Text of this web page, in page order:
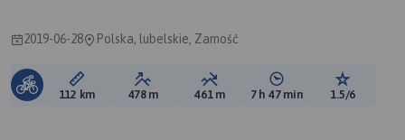
2019-06-28 Polska, lubelskie, Zamość
Długość trasy:
112 km Suma przewyższeń:
478 m Suma spadków:
461 m Średni czas potrzebny
7 h 47 min Ocena
1.5/6